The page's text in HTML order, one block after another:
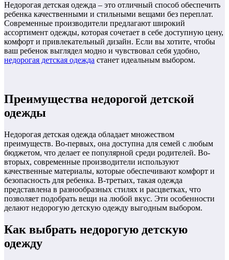
Недорогая детская одежда – это отличный способ обеспечить
ребенка качественными и стильными вещами без переплат.
Современные производители предлагают широкий
ассортимент одежды, которая сочетает в себе доступную цену,
комфорт и привлекательный дизайн. Если вы хотите, чтобы
ваш ребенок выглядел модно и чувствовал себя удобно,
недорогая детская одежда станет идеальным выбором.
Преимущества недорогой детской
одежды
Недорогая детская одежда обладает множеством
преимуществ. Во-первых, она доступна для семей с любым
бюджетом, что делает ее популярной среди родителей. Во-
вторых, современные производители используют
качественные материалы, которые обеспечивают комфорт и
безопасность для ребенка. В-третьих, такая одежда
представлена в разнообразных стилях и расцветках, что
позволяет подобрать вещи на любой вкус. Эти особенности
делают недорогую детскую одежду выгодным выбором.
Как выбрать недорогую детскую
одежду